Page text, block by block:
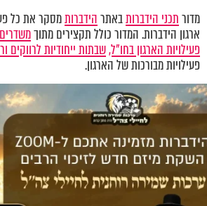
מדורתכני הידברותבאתרהידברותמסקר את כל
ארגון הידברות. המדור כולל תקצירים מתוךמשדרים
פעילויות הארגון בחו"ל,שבתות ייחודיות לרווקים
פעילויות מבורכות של הארגון.